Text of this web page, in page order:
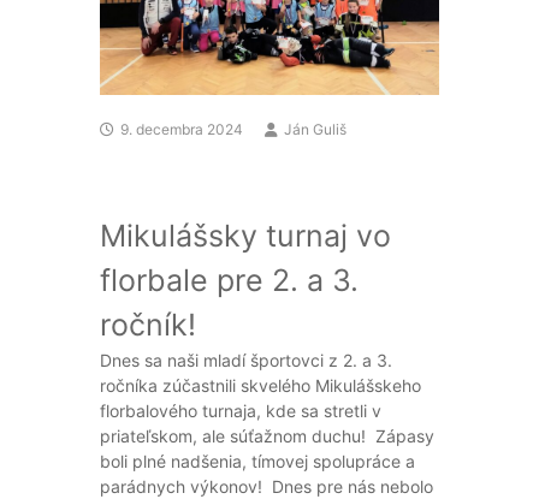
9. decembra 2024 Ján Guliš
Mikulášsky turnaj vo
florbale pre 2. a 3.
ročník!
Dnes sa naši mladí športovci z 2. a 3.
ročníka zúčastnili skvelého Mikulášskeho
florbalového turnaja, kde sa stretli v
priateľskom, ale súťažnom duchu! Zápasy
boli plné nadšenia, tímovej spolupráce a
parádnych výkonov! Dnes pre nás nebolo